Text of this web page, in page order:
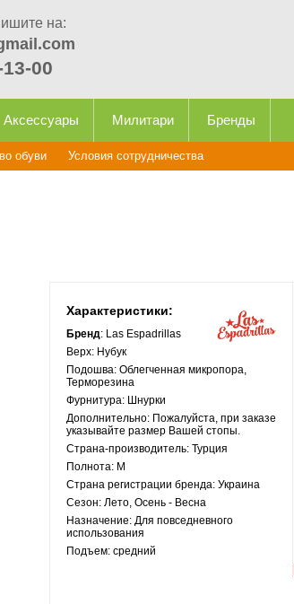
на:
00
Аксессуары Милитари Бренды
обуви Условия сотрудничества
Характеристики:
Бренд: Las Espadrillas
Верх: Нубук
Подошва: Облегченная микропора,
Терморезина
Фурнитура: Шнурки
Дополнительно: Пожалуйста, при заказе
указывайте размер Вашей стопы.
Страна-производитель: Турция
Полнота: M
Страна регистрации бренда: Украина
Сезон: Лето, Осень - Весна
Назначение: Для повседневного
использования
Подъем: средний